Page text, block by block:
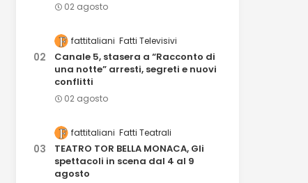
02 agosto
fattitaliani Fatti Televisivi
Canale 5, stasera a “Racconto di
una notte” arresti, segreti e nuovi
conflitti
02 agosto
fattitaliani Fatti Teatrali
TEATRO TOR BELLA MONACA, Gli
spettacoli in scena dal 4 al 9
agosto